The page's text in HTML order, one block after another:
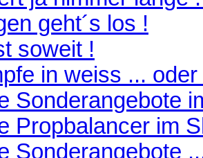
geht´s los !
soweit !
in weiss ... oder
Sonderangebote
Propbalancer im
Sonderangebote